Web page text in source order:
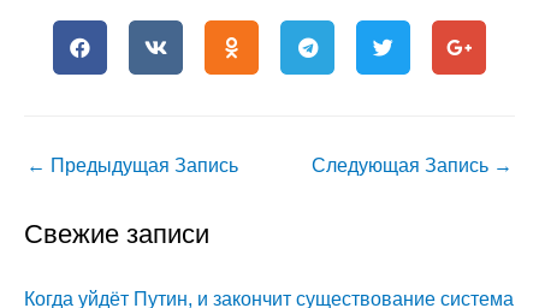
← Предыдущая Запись Следующая Запись →
Свежие записи
Когда уйдёт Путин, и закончит существование система